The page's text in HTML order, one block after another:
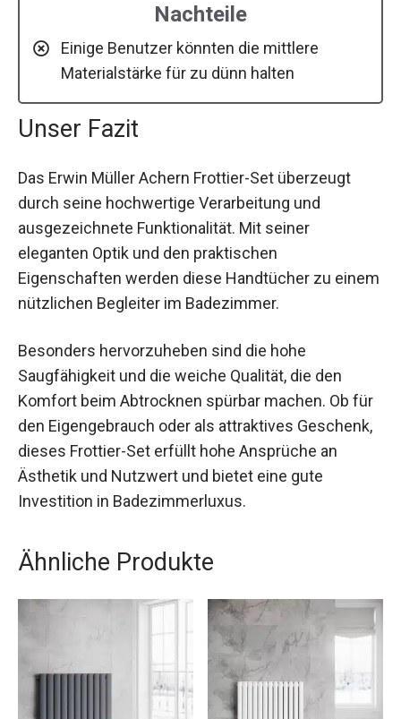
Nachteile
Einige Benutzer könnten die mittlere
Materialstärke für zu dünn halten
Unser Fazit
Das Erwin Müller Achern Frottier-Set überzeugt
durch seine hochwertige Verarbeitung und
ausgezeichnete Funktionalität. Mit seiner
eleganten Optik und den praktischen
Eigenschaften werden diese Handtücher zu einem
nützlichen Begleiter im Badezimmer.
Besonders hervorzuheben sind die hohe
Saugfähigkeit und die weiche Qualität, die den
Komfort beim Abtrocknen spürbar machen. Ob für
den Eigengebrauch oder als attraktives Geschenk,
dieses Frottier-Set erfüllt hohe Ansprüche an
Ästhetik und Nutzwert und bietet eine gute
Investition in Badezimmerluxus.
Ähnliche Produkte